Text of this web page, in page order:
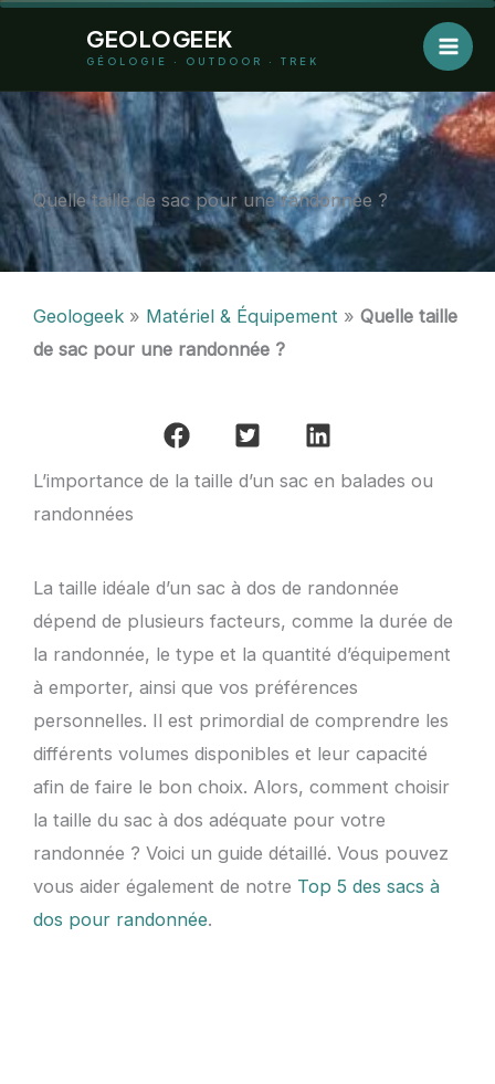
GEOLOGEEK
GÉOLOGIE · OUTDOOR · TREK
Quelle taille de sac pour une randonnée ?
Geologeek » Matériel & Équipement » Quelle taille
de sac pour une randonnée ?
L’importance de la taille d’un sac en balades ou
randonnées
La taille idéale d’un sac à dos de randonnée
dépend de plusieurs facteurs, comme la durée de
la randonnée, le type et la quantité d’équipement
à emporter, ainsi que vos préférences
personnelles. Il est primordial de comprendre les
différents volumes disponibles et leur capacité
afin de faire le bon choix. Alors, comment choisir
la taille du sac à dos adéquate pour votre
randonnée ? Voici un guide détaillé. Vous pouvez
vous aider également de notre Top 5 des sacs à
dos pour randonnée.